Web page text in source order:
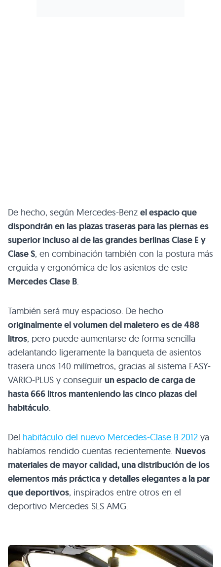
De hecho, según Mercedes-Benz el espacio que
dispondrán en las plazas traseras para las piernas es
superior incluso al de las grandes berlinas Clase E y
Clase S, en combinación también con la postura más
erguida y ergonómica de los asientos de este
Mercedes Clase B.
También será muy espacioso. De hecho
originalmente el volumen del maletero es de 488
litros, pero puede aumentarse de forma sencilla
adelantando ligeramente la banqueta de asientos
trasera unos 140 milímetros, gracias al sistema EASY-
VARIO-PLUS y conseguir un espacio de carga de
hasta 666 litros manteniendo las cinco plazas del
habitáculo.
Del habitáculo del nuevo Mercedes-Clase B 2012 ya
habíamos rendido cuentas recientemente. Nuevos
materiales de mayor calidad, una distribución de los
elementos más práctica y detalles elegantes a la par
que deportivos, inspirados entre otros en el
deportivo Mercedes SLS AMG.